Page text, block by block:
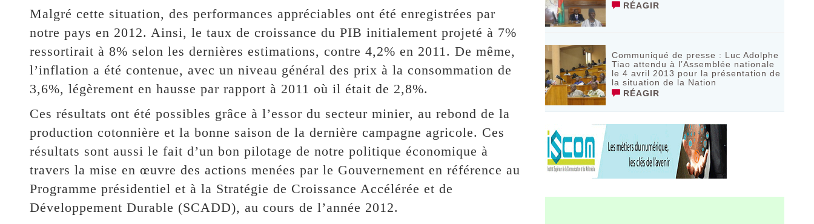
Malgré cette situation, des performances appréciables ont été enregistrées par
notre pays en 2012. Ainsi, le taux de croissance du PIB initialement projeté à 7%
ressortirait à 8% selon les dernières estimations, contre 4,2% en 2011. De même,
l’inflation a été contenue, avec un niveau général des prix à la consommation de
3,6%, légèrement en hausse par rapport à 2011 où il était de 2,8%.
Ces résultats ont été possibles grâce à l’essor du secteur minier, au rebond de la
production cotonnière et la bonne saison de la dernière campagne agricole. Ces
résultats sont aussi le fait d’un bon pilotage de notre politique économique à
travers la mise en œuvre des actions menées par le Gouvernement en référence au
Programme présidentiel et à la Stratégie de Croissance Accélérée et de
Développement Durable (SCADD), au cours de l’année 2012.
RÉAGIR
Communiqué de presse : Luc Adolphe
Tiao attendu à l’Assemblée nationale
le 4 avril 2013 pour la présentation de
la situation de la Nation
RÉAGIR